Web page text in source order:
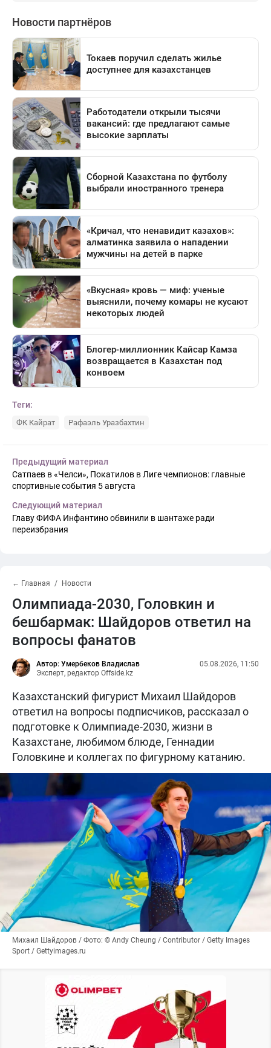
Теги:
ФК Кайрат Рафаэль Уразбахтин
Предыдущий материал
Сатпаев в «Челси», Покатилов в Лиге чемпионов: главные
спортивные события 5 августа
Следующий материал
Главу ФИФА Инфантино обвинили в шантаже ради
переизбрания
← Главная Новости
Олимпиада-2030, Головкин и
бешбармак: Шайдоров ответил на
вопросы фанатов
Автор: Умербеков Владислав
Эксперт, редактор Offside.kz
05.08.2026, 11:50
Казахстанский фигурист Михаил Шайдоров
ответил на вопросы подписчиков, рассказал о
подготовке к Олимпиаде-2030, жизни в
Казахстане, любимом блюде, Геннадии
Головкине и коллегах по фигурному катанию.
Михаил Шайдоров / Фото: © Andy Cheung / Contributor / Getty Images
Sport / Gettyimages.ru